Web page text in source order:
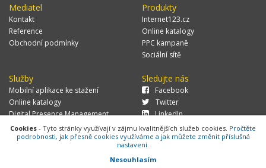
Mediatel
Kontakt
Reference
Obchodní podmínky
Produkty
Internet123.cz
Online katalogy
PPC kampaně
Sociální sítě
Služby
Mobilní aplikace ke stažení
Online katalogy
Digital Presence Management
Více zákazníků
Sledujte nás
Facebook
Twitter
LinkedIn
© 2026 MEDIATEL CZ, s.r.o.,Za Potokem 46/4, 106 00 Praha 10, tel.:
Cookies - Tyto stránky využívají v zájmu kvalitnějších služeb cookies. Pročtěte
podrobnosti, jak přesně cookies využíváme a jak můžete změnit příslušná
nastavení.
Nesouhlasím